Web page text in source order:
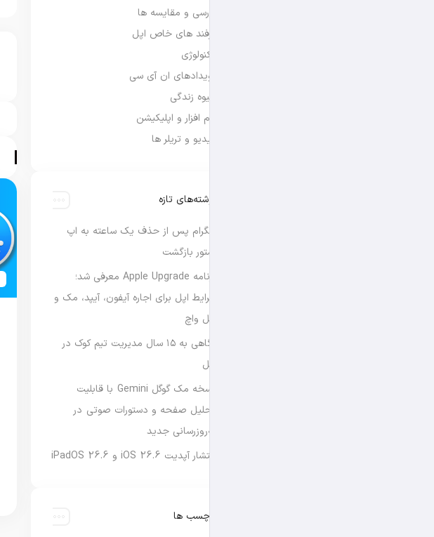
بررسی و مقایسه ها
ترفند های خاص اپل
تکنولوژی
رویدادهای ان آی سی
شیوه زندگی
نرم افزار و اپلیکیشن
ویدیو و تریلر ها
نوشته‌های تازه
تلگرام پس از حذف یک ساعته به اپ
استور بازگشت
برنامه Apple Upgrade معرفی شد؛
شرایط اپل برای اجاره آیفون، آیپد، مک و
اپل واچ
نگاهی به ۱۵ سال مدیریت تیم کوک در
اپل
نسخه مک گوگل Gemini با قابلیت
تحلیل صفحه و دستورات صوتی در
به‌روزرسانی جدید
انتشار آپدیت iOS 26.6 و iPadOS 26.6
برچسب ها